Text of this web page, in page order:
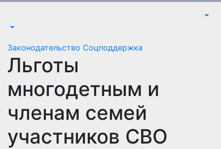
Законодательство Соцподдержка
Льготы
многодетным и
членам семей
участников СВО